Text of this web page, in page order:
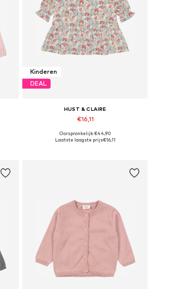
Kinderen
DEAL
HUST & CLAIRE
€16,11
Beschikbare maten: 86, 92, 104
Oorspronkelijk: €44,90
Laatste laagste prijs:€16,11